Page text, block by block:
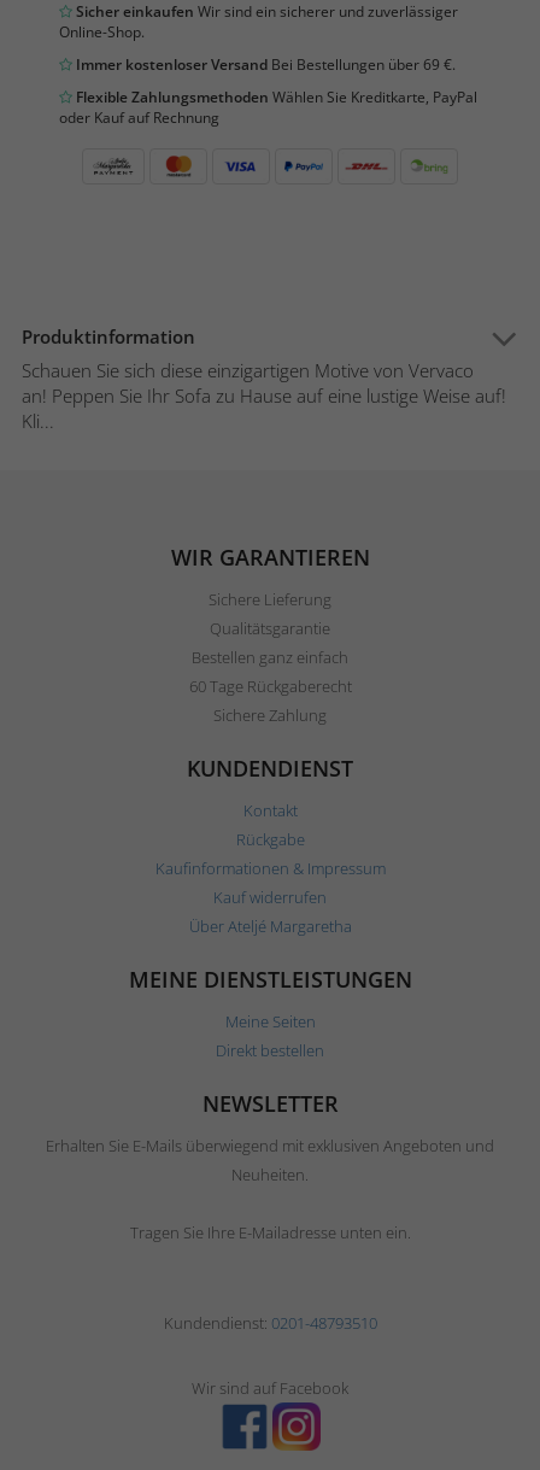
Sicher einkaufen Wir sind ein sicherer und zuverlässiger
Online-Shop.
Immer kostenloser Versand Bei Bestellungen über 69 €.
Flexible Zahlungsmethoden Wählen Sie Kreditkarte, PayPal
oder Kauf auf Rechnung
Produktinformation
Schauen Sie sich diese einzigartigen Motive von Vervaco
an! Peppen Sie Ihr Sofa zu Hause auf eine lustige Weise auf!
Kli...
WIR GARANTIEREN
Sichere Lieferung
Qualitätsgarantie
Bestellen ganz einfach
60 Tage Rückgaberecht
Sichere Zahlung
KUNDENDIENST
Kontakt
Rückgabe
Kaufinformationen & Impressum
Kauf widerrufen
Über Ateljé Margaretha
MEINE DIENSTLEISTUNGEN
Meine Seiten
Direkt bestellen
NEWSLETTER
Erhalten Sie E-Mails überwiegend mit exklusiven Angeboten und
Neuheiten.
Tragen Sie Ihre E-Mailadresse unten ein.
Kundendienst: 0201-48793510
Wir sind auf Facebook